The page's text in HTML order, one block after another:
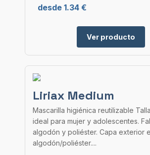
desde 1.34 €
Ver producto
Liriax Medium
Mascarilla higiénica reutilizable
ideal para mujer y adolescentes.
algodón y poliéster. Capa exterior
algodón/poliéster....